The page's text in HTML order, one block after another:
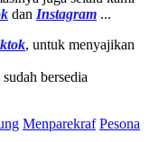
dan Instagram ...
, untuk menyajikan
bersedia
Menparekraf Pesona